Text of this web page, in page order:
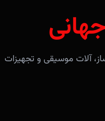
انواع ساز، آلات موسیقی و تجهیزات